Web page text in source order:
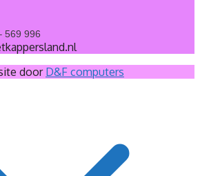
569 996
doorD&F computers